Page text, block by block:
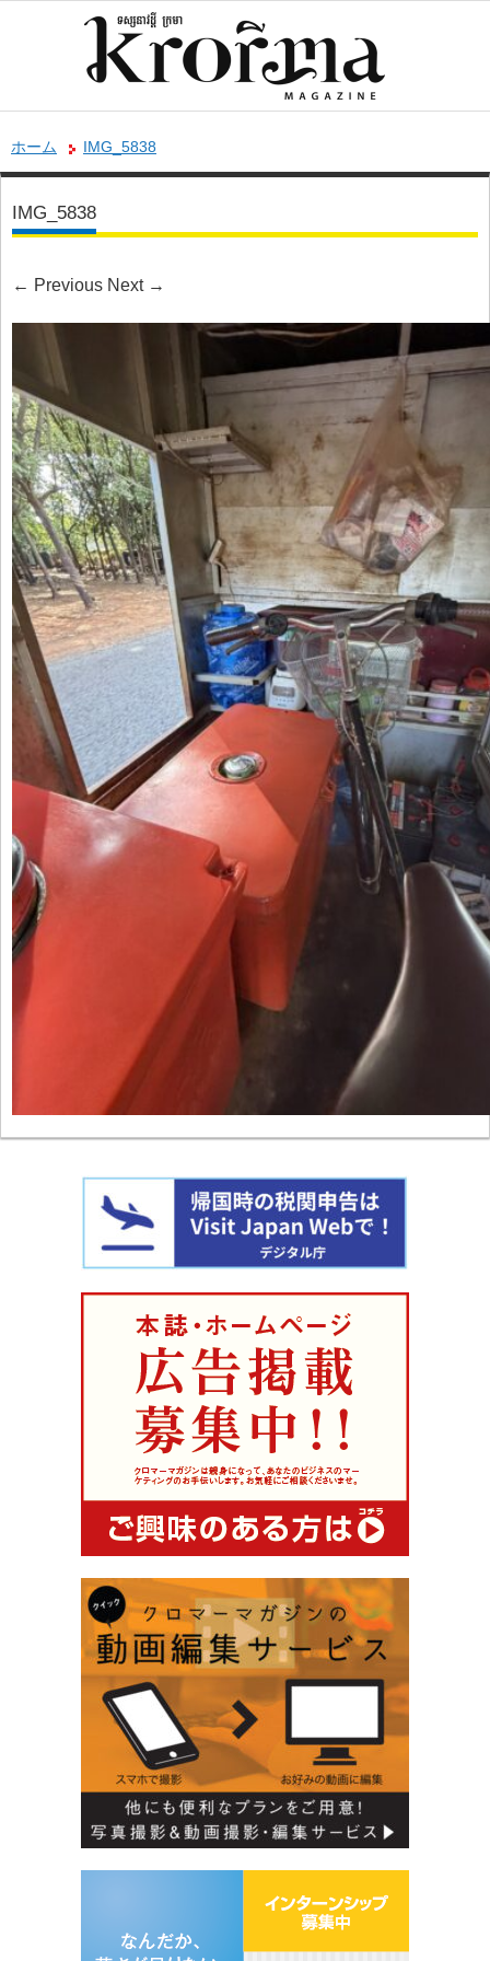
ホーム IMG_5838
IMG_5838
← Previous Next →